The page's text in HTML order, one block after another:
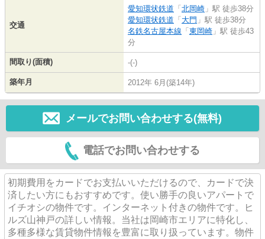
交通
愛知環状鉄道 「 北岡崎 」駅 徒歩38分
愛知環状鉄道 「 大門 」駅 徒歩38分
名鉄名古屋本線 「 東岡崎 」駅 徒歩43
分
間取り(面積) -(-)
築年月 2012年 6月(築14年)
メールでお問い合わせする(無料)
電話でお問い合わせする
初期費用をカードでお支払いいただけるので、カードで決
済したい方にもおすすめです。使い勝手の良いアパートで
イチオシの物件です。インターネット付きの物件です。ヒ
ルズ山神戸の詳しい情報。当社は岡崎市エリアに特化し、
多種多様な賃貸物件情報を豊富に取り扱っています。物件